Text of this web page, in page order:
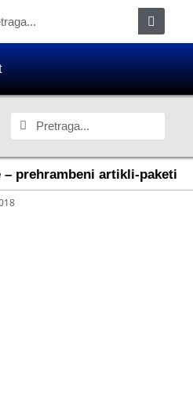
– prehrambeni artikli-paketi